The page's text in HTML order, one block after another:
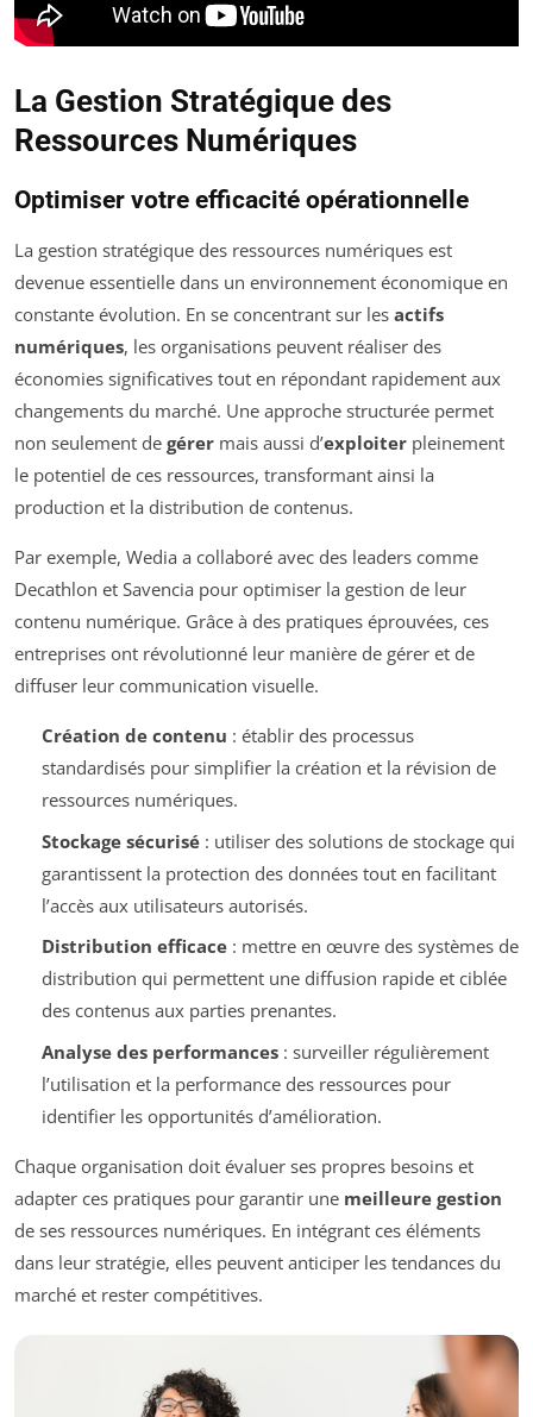
La Gestion Stratégique des
Ressources Numériques
Optimiser votre efficacité opérationnelle
La gestion stratégique des ressources numériques est
devenue essentielle dans un environnement économique en
constante évolution. En se concentrant sur les actifs
numériques, les organisations peuvent réaliser des
économies significatives tout en répondant rapidement aux
changements du marché. Une approche structurée permet
non seulement de gérer mais aussi d’exploiter pleinement
le potentiel de ces ressources, transformant ainsi la
production et la distribution de contenus.
Par exemple, Wedia a collaboré avec des leaders comme
Decathlon et Savencia pour optimiser la gestion de leur
contenu numérique. Grâce à des pratiques éprouvées, ces
entreprises ont révolutionné leur manière de gérer et de
diffuser leur communication visuelle.
Création de contenu : établir des processus
standardisés pour simplifier la création et la révision de
ressources numériques.
Stockage sécurisé: utiliser des solutions de stockage qui
garantissent la protection des données tout en facilitant
l’accès aux utilisateurs autorisés.
Distribution efficace: mettre en œuvre des systèmes de
distribution qui permettent une diffusion rapide et ciblée
des contenus aux parties prenantes.
Analyse des performances: surveiller régulièrement
l’utilisation et la performance des ressources pour
identifier les opportunités d’amélioration.
Chaque organisation doit évaluer ses propres besoins et
adapter ces pratiques pour garantir une meilleure gestion
de ses ressources numériques. En intégrant ces éléments
dans leur stratégie, elles peuvent anticiper les tendances du
marché et rester compétitives.